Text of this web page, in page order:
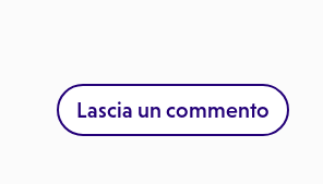
Lascia un commento